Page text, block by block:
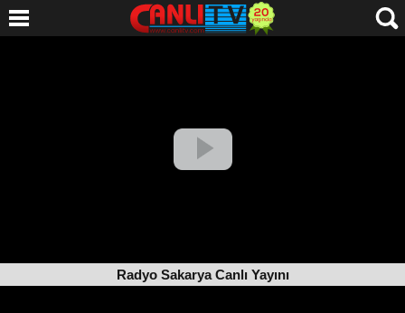
Radyo Sakarya Canlı Yayını